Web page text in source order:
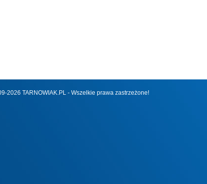
2026 TARNOWIAK.PL - Wszelkie prawa zastrzeżone!